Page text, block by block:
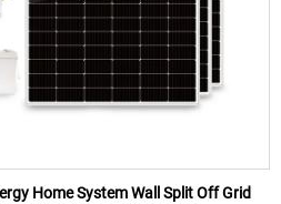
Home System Wall Split Off Grid